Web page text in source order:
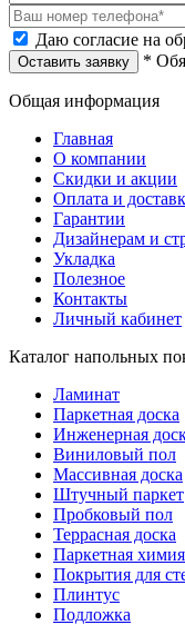
Даю согласие на
Оставить заявку *
Общая информация
Главная
О компании
Скидки и акции
Оплата и
Гарантии
Дизайнерам и
Укладка
Полезное
Контакты
Личный кабинет
Каталог напольных
Ламинат
Паркетная доска
Инженерная
Виниловый пол
Массивная доска
Штучный паркет
Пробковый пол
Террасная доска
Паркетная химия
Покрытия для
Плинтус
Подложка